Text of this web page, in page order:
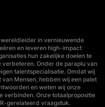
in vernieuwende
en leveren high-impact
hun zakelijke doelen te
Onder de paraplu van
talentspecialisatie. Omdat wij
Mensen, hebben wij een palet
en weten wij onze
verbinden. Onze totaalpropositie
gerelateerd vraagstuk.